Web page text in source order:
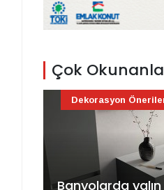
Çok
Banyolarda yalın
Dekorasyon